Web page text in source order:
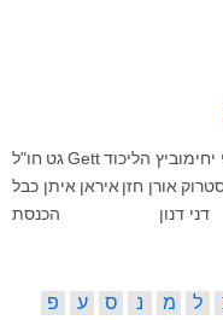
יחימוביץ הליכוד Gett גט חו"ל
אורן חזן איראן איתן כבל
דני דנון הכנסת
ל מ נ ס ע
פ